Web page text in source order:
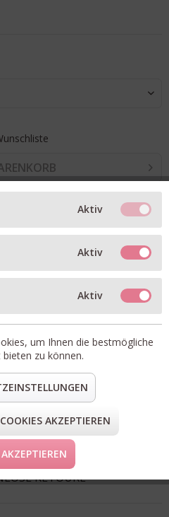
in salmon
Kordel
aus
mail teilen
RETOURE
Aktiv
Aktiv
Aktiv
um Ihnen die bestmögliche
zu können.
AKZEPTIEREN